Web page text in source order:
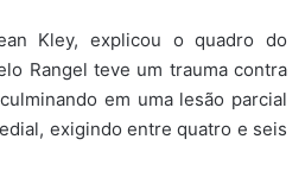
Kley, explicou o quadro do
Rangel teve um trauma contra
em uma lesão parcial
exigindo entre quatro e seis